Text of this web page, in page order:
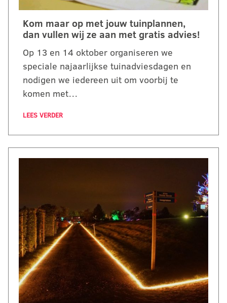
Kom maar op met jouw tuinplannen,
dan vullen wij ze aan met gratis advies!
Op 13 en 14 oktober organiseren we
speciale najaarlijkse tuinadviesdagen en
nodigen we iedereen uit om voorbij te
komen met…
LEES VERDER